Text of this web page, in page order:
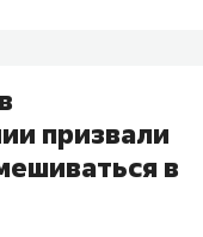
призвали
в